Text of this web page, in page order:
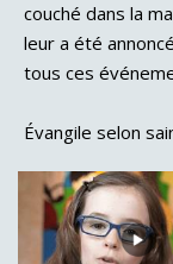
couché dans la
leur a été
tous ces
Évangile selon